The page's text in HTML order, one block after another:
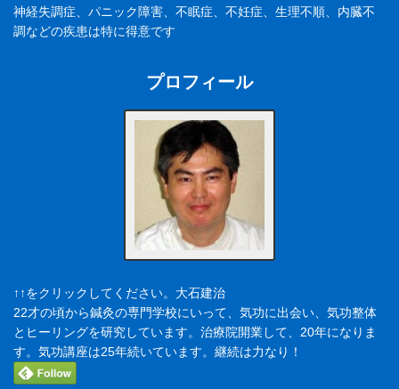
神経失調症、パニック障害、不眠症、不妊症、生理不順、内臓不
調などの疾患は特に得意です
プロフィール
↑↑をクリックしてください。大石建治
22才の頃から鍼灸の専門学校にいって、気功に出会い、気功整体
とヒーリングを研究しています。治療院開業して、20年になりま
す。気功講座は25年続いています。継続は力なり！